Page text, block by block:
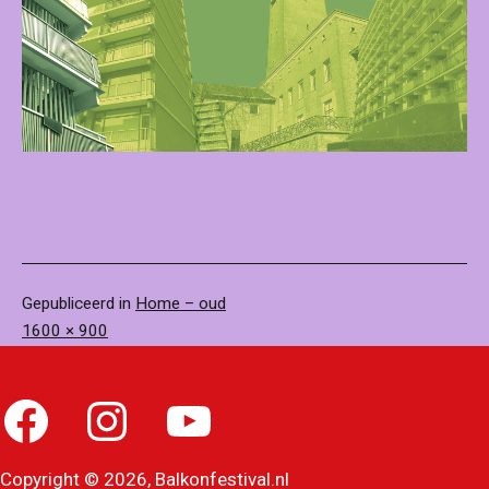
Gepubliceerd in Home – oud
Volledige
1600 × 900
Copyright © 2026, Balkonfestival.nl
Facebook Instagram